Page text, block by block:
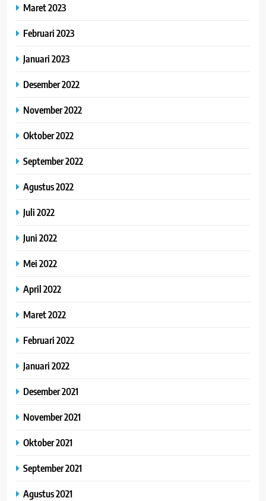
Maret 2023
Februari 2023
Januari 2023
Desember 2022
November 2022
Oktober 2022
September 2022
Agustus 2022
Juli 2022
Juni 2022
Mei 2022
April 2022
Maret 2022
Februari 2022
Januari 2022
Desember 2021
November 2021
Oktober 2021
September 2021
Agustus 2021